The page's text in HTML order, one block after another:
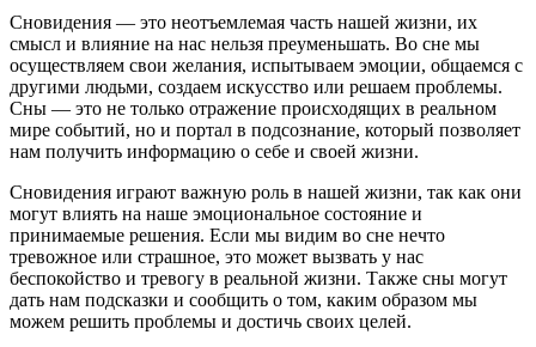
Сновидения — это неотъемлемая часть нашей жизни, их
смысл и влияние на нас нельзя преуменьшать. Во сне мы
осуществляем свои желания, испытываем эмоции, общаемся с
другими людьми, создаем искусство или решаем проблемы.
Сны — это не только отражение происходящих в реальном
мире событий, но и портал в подсознание, который позволяет
нам получить информацию о себе и своей жизни.
Сновидения играют важную роль в нашей жизни, так как они
могут влиять на наше эмоциональное состояние и
принимаемые решения. Если мы видим во сне нечто
тревожное или страшное, это может вызвать у нас
беспокойство и тревогу в реальной жизни. Также сны могут
дать нам подсказки и сообщить о том, каким образом мы
можем решить проблемы и достичь своих целей.